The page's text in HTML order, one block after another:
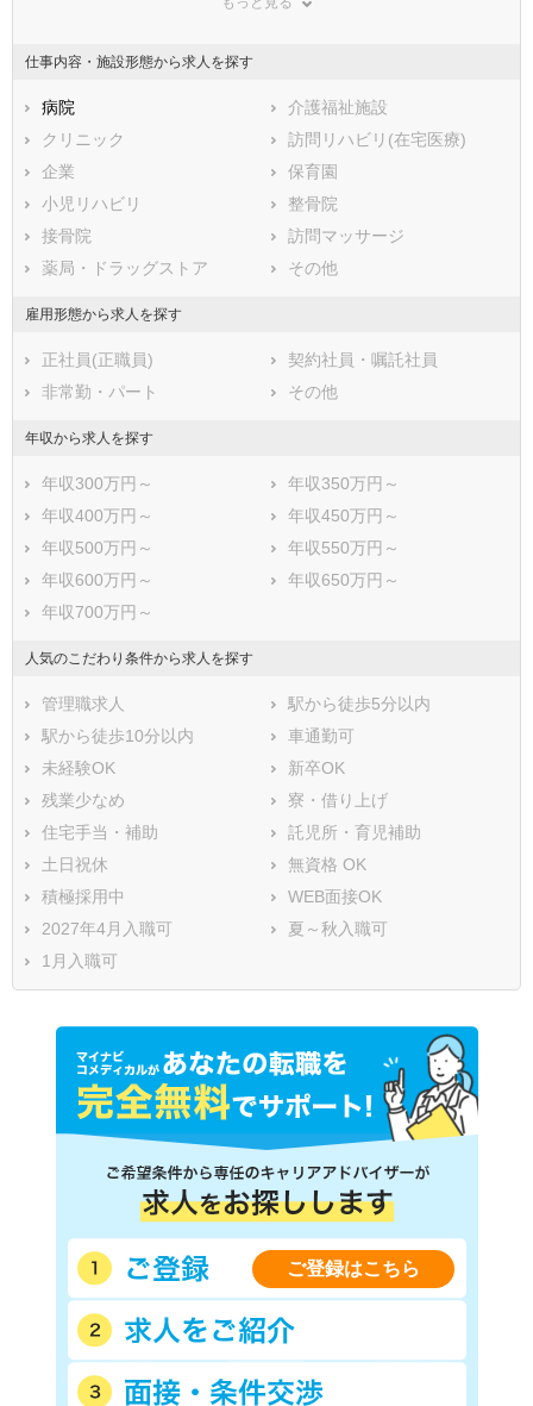
神奈川県
石川県
福井県
静岡県
三重県
滋賀県
大阪府
兵庫県
鳥取県
広島県
徳島県
香川県
愛媛県
鹿児島県
仕事内容・施設形態から求人を探す
病院
介護福祉施設
クリニック
訪問リハビリ(在宅医療)
企業
保育園
小児リハビリ
整骨院
接骨院
訪問マッサージ
薬局・ドラッグストア
その他
雇用形態から求人を探す
正社員(正職員)
契約社員・嘱託社員
非常勤・パート
その他
年収から求人を探す
年収300万円～
年収350万円～
年収400万円～
年収450万円～
年収500万円～
年収550万円～
年収600万円～
年収650万円～
年収700万円～
人気のこだわり条件から求人を探す
管理職求人
駅から徒歩5分以内
駅から徒歩10分以内
車通勤可
未経験OK
新卒OK
残業少なめ
寮・借り上げ
住宅手当・補助
託児所・育児補助
土日祝休
無資格 OK
積極採用中
WEB面接OK
2027年4月入職可
夏～秋入職可
1月入職可
ご登録はこちら